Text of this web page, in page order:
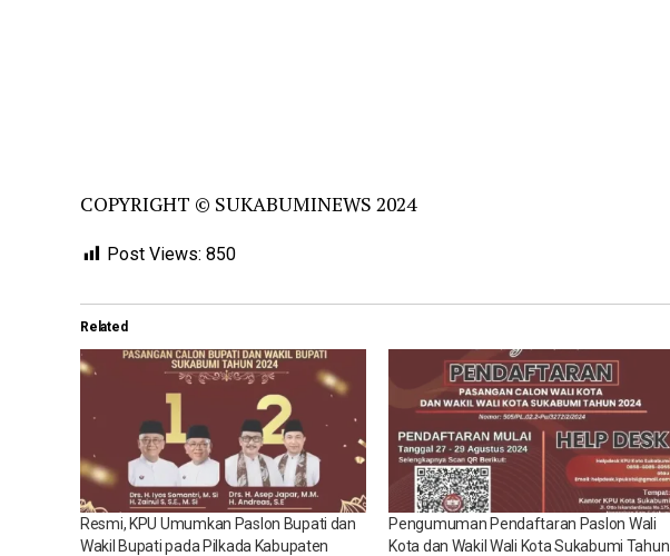
COPYRIGHT © SUKABUMINEWS 2024
Post Views: 850
Related
Resmi, KPU Umumkan Paslon Bupati dan
Wakil Bupati pada Pilkada Kabupaten
Pengumuman Pendaftaran Paslon Wali
Kota dan Wakil Wali Kota Sukabumi Tahun